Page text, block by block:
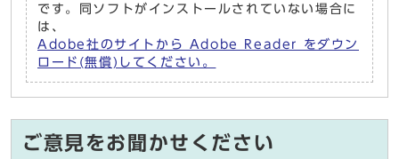
です。同ソフトがインストールされていない場合に
は、
Adobe社のサイトから Adobe Reader をダウン
ロード(無償)してください。
ご意見をお聞かせください